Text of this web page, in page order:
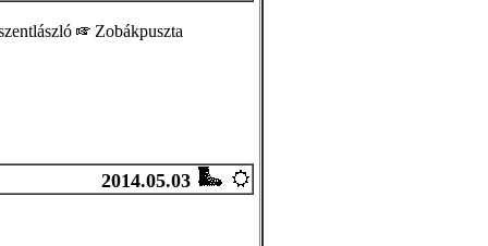
Zobákpuszta
2014.05.03